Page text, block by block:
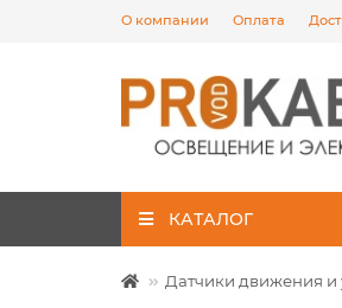
О компании Оплата
КАТАЛОГ
Датчики движения